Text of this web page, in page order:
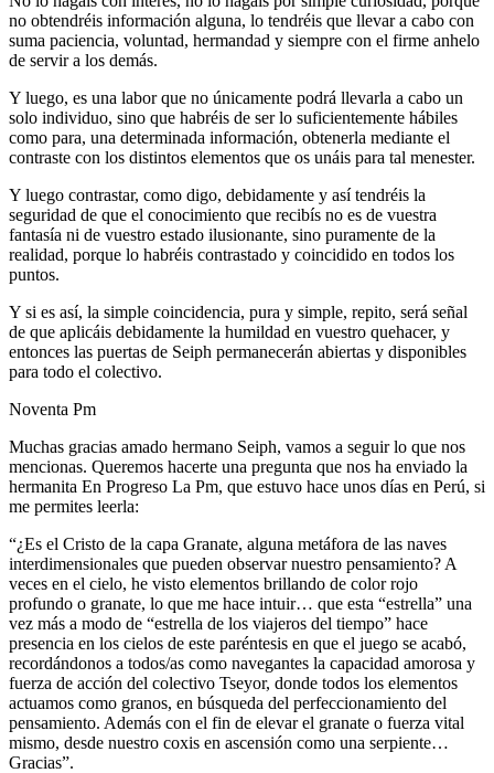
no obtendréis información alguna, lo tendréis que llevar a cabo con
suma paciencia, voluntad, hermandad y siempre con el firme anhelo
de servir a los demás.
Y luego, es una labor que no únicamente podrá llevarla a cabo un
solo individuo, sino que habréis de ser lo suficientemente hábiles
como para, una determinada información, obtenerla mediante el
contraste con los distintos elementos que os unáis para tal menester.
Y luego contrastar, como digo, debidamente y así tendréis la
seguridad de que el conocimiento que recibís no es de vuestra
fantasía ni de vuestro estado ilusionante, sino puramente de la
realidad, porque lo habréis contrastado y coincidido en todos los
puntos.
Y si es así, la simple coincidencia, pura y simple, repito, será señal
de que aplicáis debidamente la humildad en vuestro quehacer, y
entonces las puertas de Seiph permanecerán abiertas y disponibles
para todo el colectivo.
Noventa Pm
Muchas gracias amado hermano Seiph, vamos a seguir lo que nos
mencionas. Queremos hacerte una pregunta que nos ha enviado la
hermanita En Progreso La Pm, que estuvo hace unos días en Perú, si
me permites leerla:
“¿Es el Cristo de la capa Granate, alguna metáfora de las naves
interdimensionales que pueden observar nuestro pensamiento? A
veces en el cielo, he visto elementos brillando de color rojo
profundo o granate, lo que me hace intuir… que esta “estrella” una
vez más a modo de “estrella de los viajeros del tiempo” hace
presencia en los cielos de este paréntesis en que el juego se acabó,
recordándonos a todos/as como navegantes la capacidad amorosa y
fuerza de acción del colectivo Tseyor, donde todos los elementos
actuamos como granos, en búsqueda del perfeccionamiento del
pensamiento. Además con el fin de elevar el granate o fuerza vital
mismo, desde nuestro coxis en ascensión como una serpiente…
Gracias”.